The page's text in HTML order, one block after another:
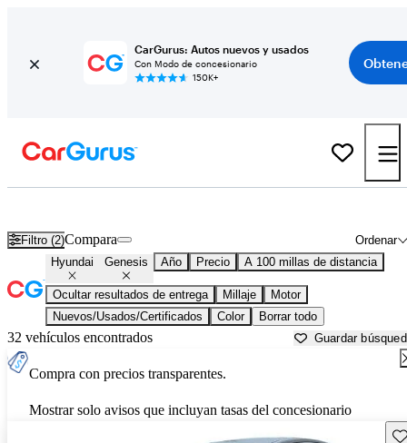
CarGurus: Autos nuevos y usados
Con Modo de concesionario
150K+
Filtro (2) Ordenar
Compara
Hyundai Genesis Año Precio A 100 millas de distancia
Ocultar resultados de entrega Millaje
Motor
Nuevos/Usados/Certificados
Color Borrar todo
32 vehículos encontrados Guardar
Compra con precios transparentes.
Mostrar solo avisos que incluyan tasas del concesionario